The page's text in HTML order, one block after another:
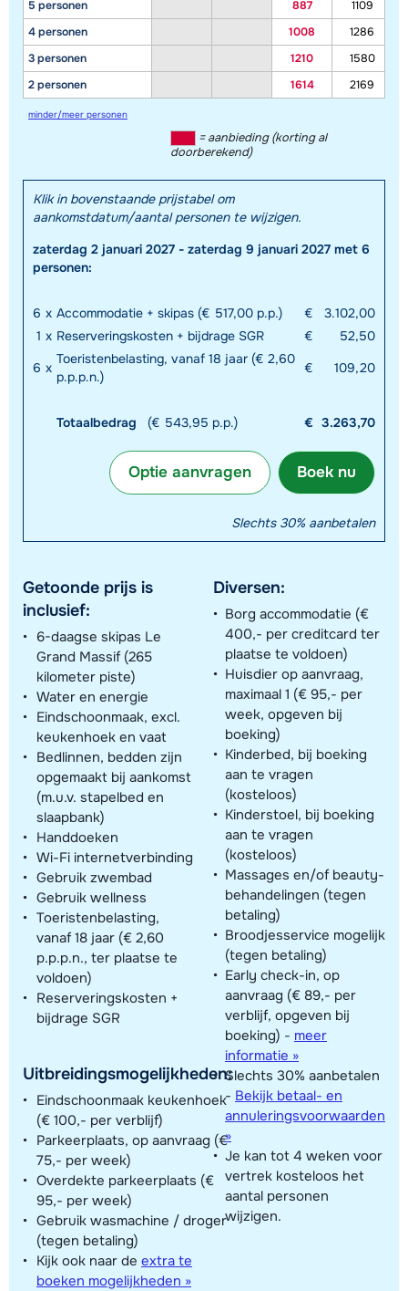
5 personen
4 personen
3 personen
2 personen
887
1109
1008
1286
1210
1580
1614
2169
minder/meer personen
= aanbieding (korting al
doorberekend)
Klik in bovenstaande prijstabel om
aankomstdatum/aantal personen te wijzigen.
zaterdag 2 januari 2027 - zaterdag 9 januari 2027 met 6
personen:
6 x Accommodatie + skipas (€ 517,00 p.p.) €
3.102,00
1 x Reserveringskosten + bijdrage SGR €
52,50
6 x
Toeristenbelasting, vanaf 18 jaar (€ 2,60
p.p.p.n.)
€ 109,20
Totaalbedrag (€ 543,95 p.p.) € 3.263,70
Boek nu
Optie aanvragen
Slechts 30% aanbetalen
Getoonde prijs is
inclusief:
6-daagse skipas Le
Grand Massif (265
kilometer piste)
Water en energie
Eindschoonmaak, excl.
keukenhoek en vaat
Bedlinnen, bedden zijn
opgemaakt bij aankomst
(m.u.v. stapelbed en
slaapbank)
Handdoeken
Wi-Fi internetverbinding
Gebruik zwembad
Gebruik wellness
Toeristenbelasting,
vanaf 18 jaar (€ 2,60
p.p.p.n., ter plaatse te
voldoen)
Reserveringskosten +
bijdrage SGR
Uitbreidingsmogelijkheden:
Eindschoonmaak keukenhoek
(€ 100,- per verblijf)
Parkeerplaats, op aanvraag (€
75,- per week)
Overdekte parkeerplaats (€
95,- per week)
Gebruik wasmachine / droger
(tegen betaling)
Kijk ook naar de extra te
boeken mogelijkheden »
Diversen:
Borg accommodatie (€
400,- per creditcard ter
plaatse te voldoen)
Huisdier op aanvraag,
maximaal 1 (€ 95,- per
week, opgeven bij
boeking)
Kinderbed, bij boeking
aan te vragen
(kosteloos)
Kinderstoel, bij boeking
aan te vragen
(kosteloos)
Massages en/of beauty-
behandelingen (tegen
betaling)
Broodjesservice mogelijk
(tegen betaling)
Early check-in, op
aanvraag (€ 89,- per
verblijf, opgeven bij
boeking) - meer
informatie »
Slechts 30% aanbetalen
- Bekijk betaal- en
annuleringsvoorwaarden
»
Je kan tot 4 weken voor
vertrek kosteloos het
aantal personen
wijzigen.